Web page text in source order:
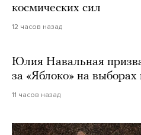
космических сил
12 часов назад
Юлия Навальная
за «Яблоко» на выборах
11 часов назад